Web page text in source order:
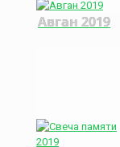
Авган 2019